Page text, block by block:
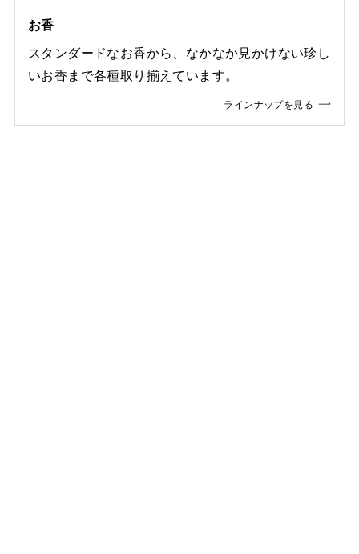
お香
スタンダードなお香から、なかなか見かけない珍し
いお香まで各種取り揃えています。
ラインナップを見る